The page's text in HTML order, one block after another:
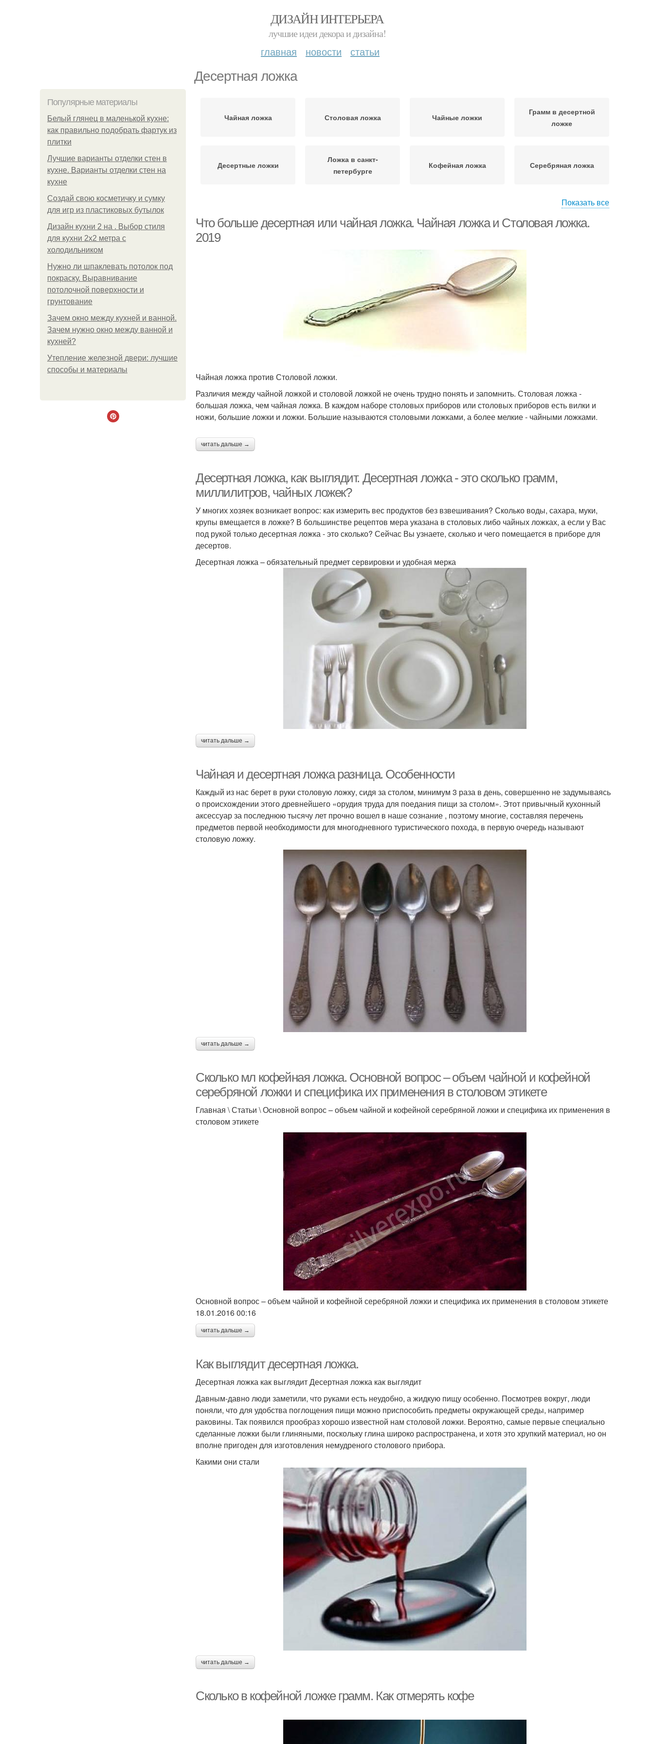
ДИЗАЙН ИНТЕРЬЕРА
лучшие идеи декора и дизайна!
главная новости статьи
Десертная ложка
Популярные материалы
Белый глянец в маленькой кухне:
как правильно подобрать фартук из
плитки
Лучшие варианты отделки стен в
кухне. Варианты отделки стен на
кухне
Создай свою косметичку и сумку
для игр из пластиковых бутылок
Дизайн кухни 2 на . Выбор стиля
для кухни 2х2 метра с
холодильником
Нужно ли шпаклевать потолок под
покраску. Выравнивание
потолочной поверхности и
грунтование
Зачем окно между кухней и ванной.
Зачем нужно окно между ванной и
кухней?
Утепление железной двери: лучшие
способы и материалы
Чайная ложка Столовая ложка Чайные ложки
Грамм в десертной
ложке
Десертные ложки
Ложка в санкт-
петербурге
Кофейная ложка Серебряная ложка
ложке
Показать все
Что больше десертная или чайная ложка. Чайная ложка и Столовая ложка.
2019
Чайная ложка против Столовой ложки.
Различия между чайной ложкой и столовой ложкой не очень трудно понять и запомнить. Столовая ложка -
большая ложка, чем чайная ложка. В каждом наборе столовых приборов или столовых приборов есть вилки и
ножи, большие ложки и ложки. Большие называются столовыми ложками, а более мелкие - чайными ложками.
читать дальше →
Десертная ложка, как выглядит. Десертная ложка - это сколько грамм,
миллилитров, чайных ложек?
У многих хозяек возникает вопрос: как измерить вес продуктов без взвешивания? Сколько воды, сахара, муки,
крупы вмещается в ложке? В большинстве рецептов мера указана в столовых либо чайных ложках, а если у Вас
под рукой только десертная ложка - это сколько? Сейчас Вы узнаете, сколько и чего помещается в приборе для
десертов.
Десертная ложка – обязательный предмет сервировки и удобная мерка
читать дальше →
Чайная и десертная ложка разница. Особенности
Каждый из нас берет в руки столовую ложку, сидя за столом, минимум 3 раза в день, совершенно не задумываясь
о происхождении этого древнейшего «орудия труда для поедания пищи за столом». Этот привычный кухонный
аксессуар за последнюю тысячу лет прочно вошел в наше сознание , поэтому многие, составляя перечень
предметов первой необходимости для многодневного туристического похода, в первую очередь называют
столовую ложку.
читать дальше →
Сколько мл кофейная ложка. Основной вопрос – объем чайной и кофейной
серебряной ложки и специфика их применения в столовом этикете
Главная \ Статьи \ Основной вопрос – объем чайной и кофейной серебряной ложки и специфика их применения в
столовом этикете
Основной вопрос – объем чайной и кофейной серебряной ложки и специфика их применения в столовом этикете
18.01.2016 00:16
читать дальше →
Как выглядит десертная ложка.
Десертная ложка как выглядит Десертная ложка как выглядит
Давным-давно люди заметили, что руками есть неудобно, а жидкую пищу особенно. Посмотрев вокруг, люди
поняли, что для удобства поглощения пищи можно приспособить предметы окружающей среды, например
раковины. Так появился прообраз хорошо известной нам столовой ложки. Вероятно, самые первые специально
сделанные ложки были глиняными, поскольку глина широко распространена, и хотя это хрупкий материал, но он
вполне пригоден для изготовления немудреного столового прибора.
Какими они стали
читать дальше →
Сколько в кофейной ложке грамм. Как отмерять кофе